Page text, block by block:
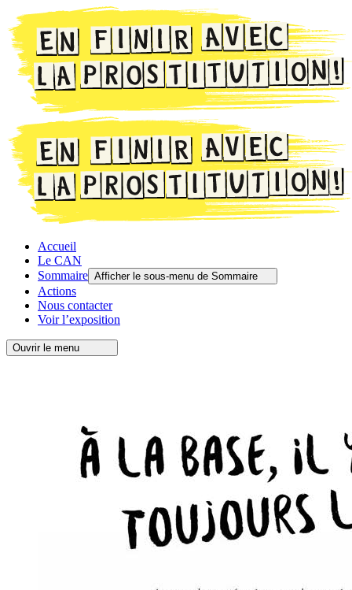
Accueil
Le CAN
Sommaire Afficher le sous-menu de Sommaire
Actions
Nous contacter
Voir l’exposition
Ouvrir le menu